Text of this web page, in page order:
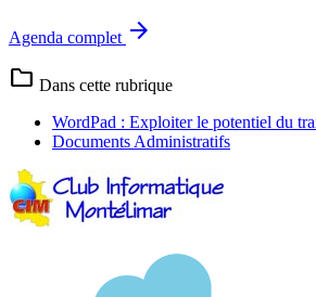
Agenda complet arrow_forward
folder Dans cette rubrique
WordPad : Exploiter le potentiel du
Documents Administratifs